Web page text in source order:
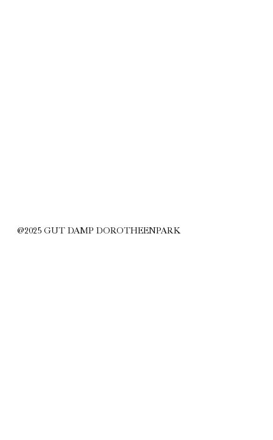
@2025 GUT DAMP DOROTHEENPARK